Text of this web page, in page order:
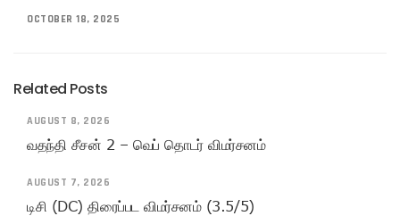
OCTOBER 18, 2025
Related Posts
AUGUST 8, 2026
வதந்தி சீசன் 2 – வெப் தொடர் விமர்சனம்
AUGUST 7, 2026
டிசி (DC) திரைப்பட விமர்சனம் (3.5/5)